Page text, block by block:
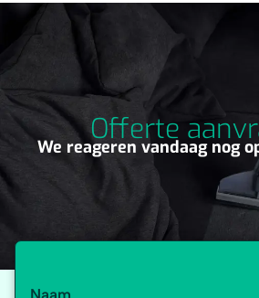
Offerte
We reageren vandaag nog